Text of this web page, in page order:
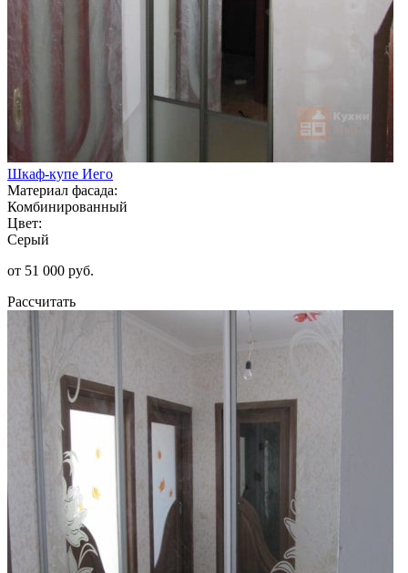
Шкаф-купе Иего
Материал фасада:
Комбинированный
Цвет:
Серый
от 51 000 руб.
Рассчитать